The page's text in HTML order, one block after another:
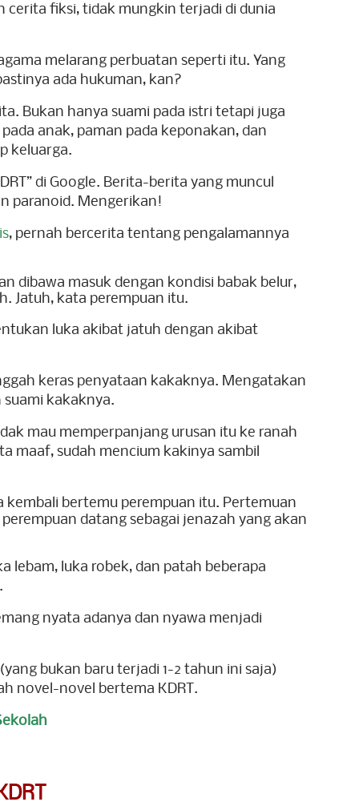
cerita fiksi, tidak mungkin terjadi di dunia
melarang perbuatan seperti itu. Yang
ada hukuman, kan?
Bukan hanya suami pada istri tetapi juga
anak, paman pada keponakan, dan
keluarga.
di Google. Berita-berita yang muncul
paranoid. Mengerikan!
, pernah bercerita tentang pengalamannya
dibawa masuk dengan kondisi babak belur,
Jatuh, kata perempuan itu.
luka akibat jatuh dengan akibat
keras penyataan kakaknya. Mengatakan
kakaknya.
mau memperpanjang urusan itu ke ranah
maaf, sudah mencium kakinya sambil
kembali bertemu perempuan itu. Pertemuan
datang sebagai jenazah yang akan
lebam, luka robek, dan patah beberapa
nyata adanya dan nyawa menjadi
bukan baru terjadi 1-2 tahun ini saja)
novel-novel bertema KDRT.